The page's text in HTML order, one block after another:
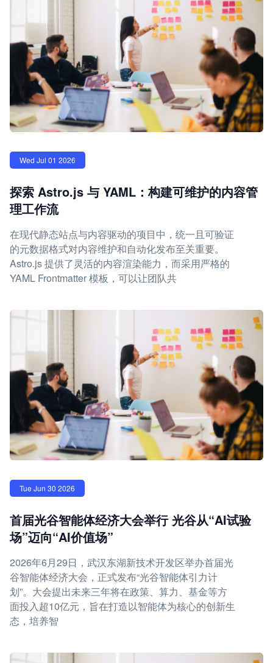
Wed Jul 01 2026
探索 Astro.js 与 YAML：构建可维护的内容管
理工作流
在现代静态站点与内容驱动的项目中，统一且可验证
的元数据格式对内容维护和自动化发布至关重要。
Astro.js 提供了灵活的内容渲染能力，而采用严格的
YAML Frontmatter 模板，可以让团队共
Tue Jun 30 2026
首届光谷智能体经济大会举行 光谷从“AI试验
场”迈向“AI价值场”
2026年6月29日，武汉东湖新技术开发区举办首届光
谷智能体经济大会，正式发布“光谷智能体引力计
划”。大会提出未来三年将在政策、算力、基金等方
面投入超10亿元，旨在打造以智能体为核心的创新生
态，培养智